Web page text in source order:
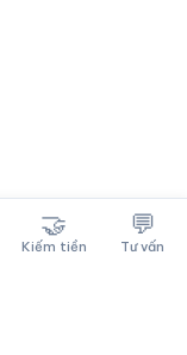
🤝
Kiếm tiền
💬
Tư vấn